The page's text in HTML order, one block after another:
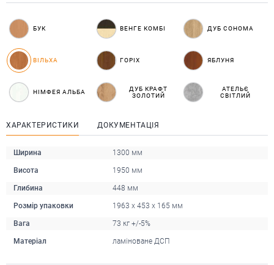
БУК ВЕНГЕ КОМБІ ДУБ СОНОМА
ВІЛЬХА ГОРІХ ЯБЛУНЯ
НІМФЕЯ АЛЬБА
ДУБ КРАФТ
ЗОЛОТИЙ
АТЕЛЬЄ
СВІТЛИЙ
ХАРАКТЕРИСТИКИ ДОКУМЕНТАЦІЯ
Ширина 1300 мм
Висота 1950 мм
Глибина 448 мм
Розмір упаковки 1963 x 453 x 165 мм
Вага 73 кг +/-5%
Матеріал ламіноване ДСП